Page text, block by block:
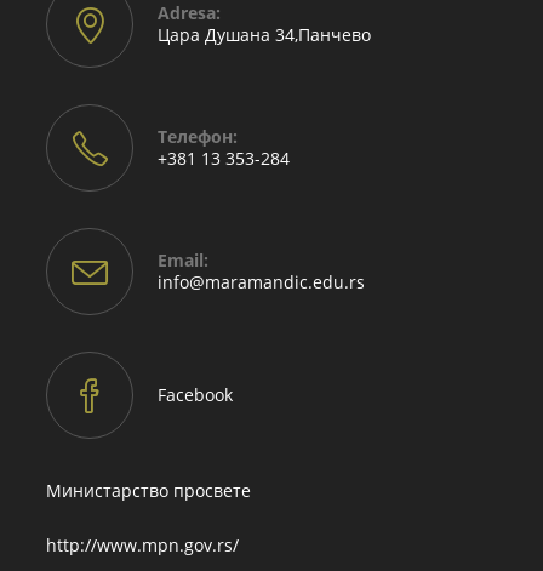
Adresа:
Цара Душана 34,Панчево
Телефон:
+381 13 353-284
Email:
info@maramandic.edu.rs
Facebook
Министарство просвете
http://www.mpn.gov.rs/